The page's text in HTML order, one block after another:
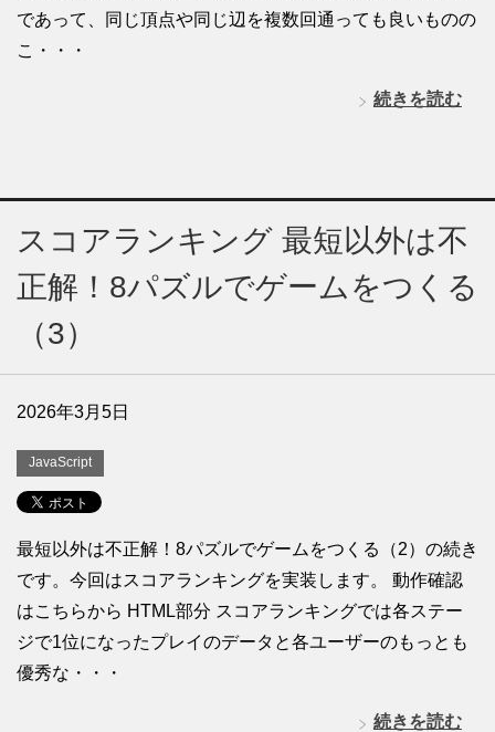
であって、同じ頂点や同じ辺を複数回通っても良いものの
こ・・・
続きを読む
スコアランキング 最短以外は不
正解！8パズルでゲームをつくる
（3）
2026年3月5日
JavaScript
最短以外は不正解！8パズルでゲームをつくる（2）の続き
です。今回はスコアランキングを実装します。 動作確認
はこちらから HTML部分 スコアランキングでは各ステー
ジで1位になったプレイのデータと各ユーザーのもっとも
優秀な・・・
続きを読む